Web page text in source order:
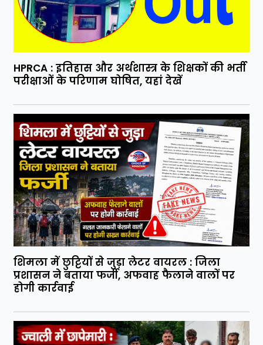
HPRCA : इतिहास और अर्थशास्त्र के शिक्षकों की भर्ती
परीक्षाओं के परिणाम घोषित, यहां देखें
शिमला में छुट्टियों से जुड़ा लेटर वायरल : जिला
प्रशासन ने बताया फर्जी, अफवाह फैलाने वालों पर
होगी कार्रवाई